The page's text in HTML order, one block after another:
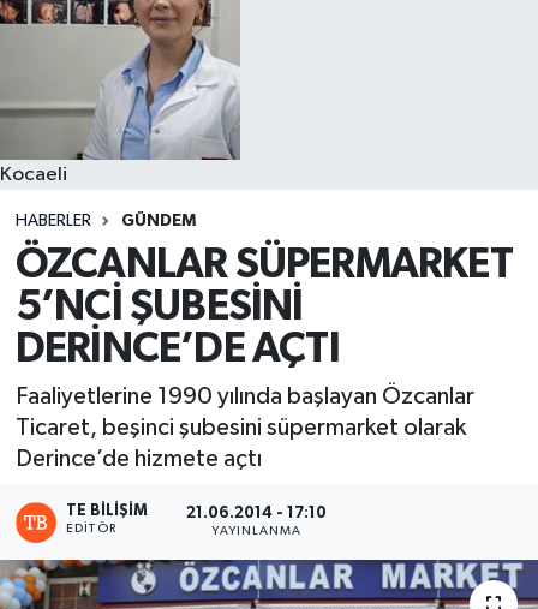
Kocaeli
HABERLER GÜNDEM
ÖZCANLAR SÜPERMARKET
5’NCİ ŞUBESİNİ
DERİNCE’DE AÇTI
Faaliyetlerine 1990 yılında başlayan Özcanlar
Ticaret, beşinci şubesini süpermarket olarak
Derince’de hizmete açtı
TE BILIŞIM
EDITÖR
21.06.2014 - 17:10
YAYINLANMA